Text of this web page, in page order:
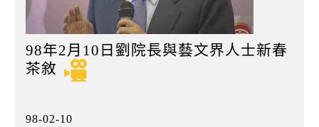
98年2月10日劉院長與藝文界人士新春
茶敘
98-02-10